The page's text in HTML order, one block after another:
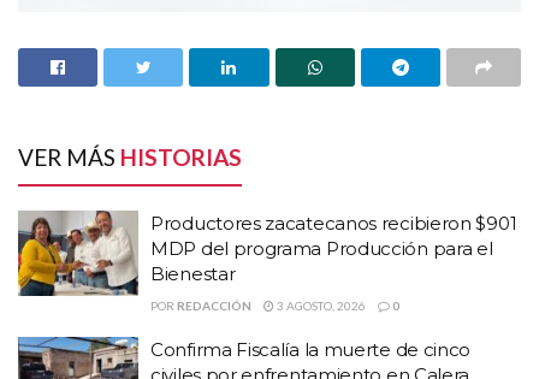
VER MÁS HISTORIAS
Productores zacatecanos recibieron $901
MDP del programa Producción para el
Bienestar
POR REDACCIÓN 3 AGOSTO, 2026 0
Confirma Fiscalía la muerte de cinco